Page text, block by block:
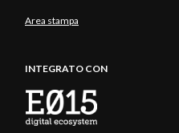
Area stampa
INTEGRATO CON